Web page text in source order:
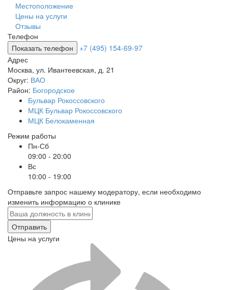
Местоположение
Цены на услуги
Отзывы
Телефон
Показать телефон
+7 (495) 154-69-97
Адрес
Москва, ул. Ивантеевская, д. 21
Округ: ВАО
Район: Богородское
Бульвар Рокоссовского
МЦК Бульвар Рокоссовского
МЦК Белокаменная
Режим работы
Пн-Сб
09:00 - 20:00
Вс
10:00 - 19:00
Отправьте запрос нашему модератору, если необходимо
изменить информацию о клинике
Отправить
Цены на услуги